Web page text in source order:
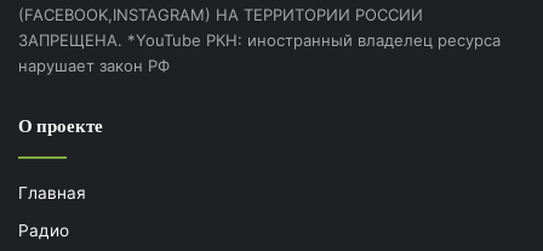
(FACEBOOK,INSTAGRAM) НА ТЕРРИТОРИИ РОССИИ
ЗАПРЕЩЕНА. *YouTube РКН: иностранный владелец ресурса
нарушает закон РФ
О проекте
Главная
Радио